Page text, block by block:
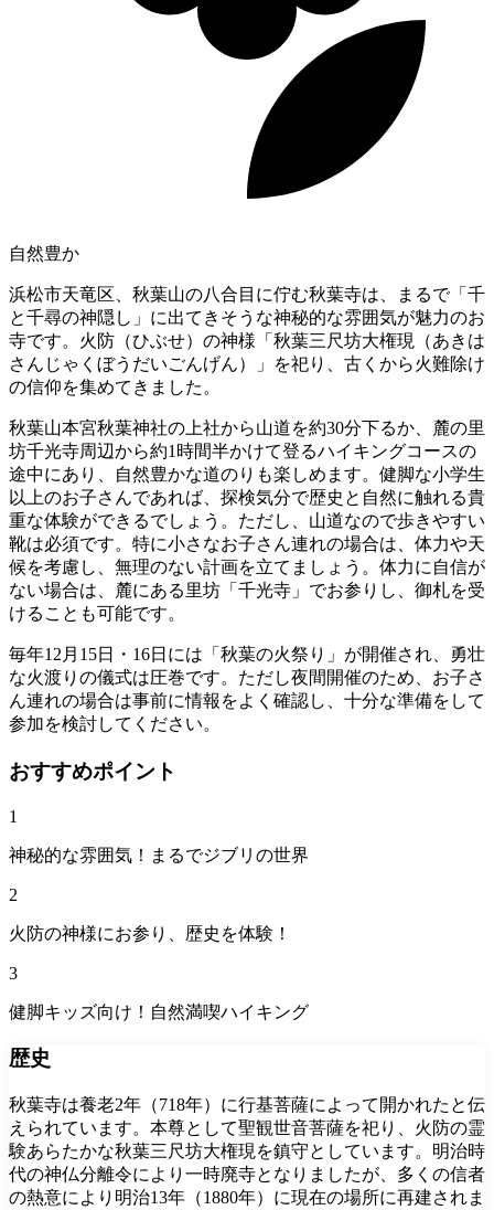
自然豊か
浜松市天竜区、秋葉山の八合目に佇む秋葉寺は、まるで「千
と千尋の神隠し」に出てきそうな神秘的な雰囲気が魅力のお
寺です。火防（ひぶせ）の神様「秋葉三尺坊大権現（あきは
さんじゃくぼうだいごんげん）」を祀り、古くから火難除け
の信仰を集めてきました。
秋葉山本宮秋葉神社の上社から山道を約30分下るか、麓の里
坊千光寺周辺から約1時間半かけて登るハイキングコースの
途中にあり、自然豊かな道のりも楽しめます。健脚な小学生
以上のお子さんであれば、探検気分で歴史と自然に触れる貴
重な体験ができるでしょう。ただし、山道なので歩きやすい
靴は必須です。特に小さなお子さん連れの場合は、体力や天
候を考慮し、無理のない計画を立てましょう。体力に自信が
ない場合は、麓にある里坊「千光寺」でお参りし、御札を受
けることも可能です。
毎年12月15日・16日には「秋葉の火祭り」が開催され、勇壮
な火渡りの儀式は圧巻です。ただし夜間開催のため、お子さ
ん連れの場合は事前に情報をよく確認し、十分な準備をして
参加を検討してください。
おすすめポイント
1
神秘的な雰囲気！まるでジブリの世界
2
火防の神様にお参り、歴史を体験！
3
健脚キッズ向け！自然満喫ハイキング
歴史
秋葉寺は養老2年（718年）に行基菩薩によって開かれたと伝
えられています。本尊として聖観世音菩薩を祀り、火防の霊
験あらたかな秋葉三尺坊大権現を鎮守としています。明治時
代の神仏分離令により一時廃寺となりましたが、多くの信者
の熱意により明治13年（1880年）に現在の場所に再建されま